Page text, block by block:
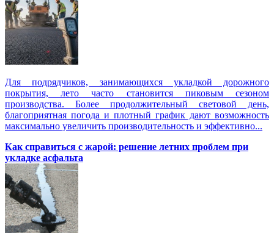
Для подрядчиков, занимающихся укладкой дорожного
покрытия, лето часто становится пиковым сезоном
производства. Более продолжительный световой день,
благоприятная погода и плотный график дают возможность
максимально увеличить производительность и эффективно...
Как справиться с жарой: решение летних проблем при
укладке асфальта